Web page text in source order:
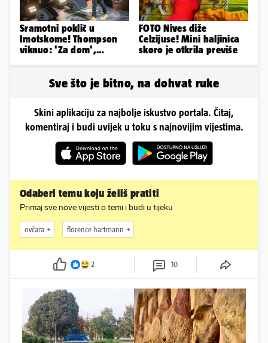
Sramotni poklič u
Imotskome! Thompson
viknuo: 'Za dom',
FOTO Nives diže
Celzijuse! Mini haljinica
skoro je otkrila previše
Sve što je bitno, na dohvat ruke
Skini aplikaciju za najbolje iskustvo portala. Čitaj,
komentiraj i budi uvijek u toku s najnovijim vijestima.
Odaberi temu koju želiš pratiti
Primaj sve nove vijesti o temi i budi u tijeku
ovčara florence hartmann
2 10